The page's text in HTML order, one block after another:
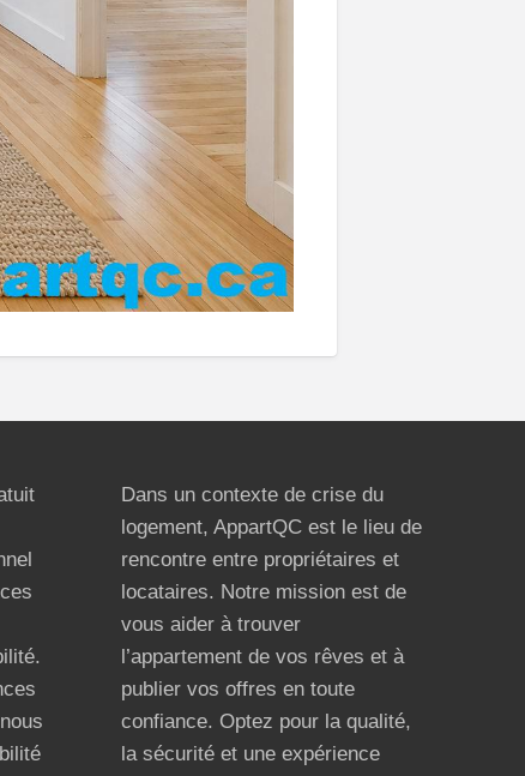
Dans un contexte de crise du
logement, AppartQC est le lieu de
rencontre entre propriétaires et
locataires. Notre mission est de
vous aider à trouver
l’appartement de vos rêves et à
publier vos offres en toute
confiance. Optez pour la qualité,
la sécurité et une expérience